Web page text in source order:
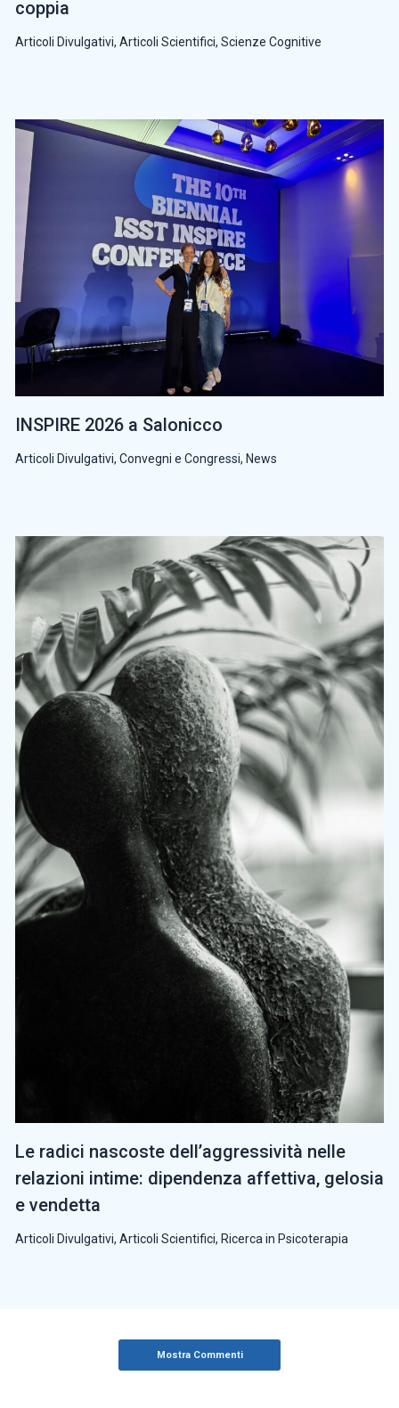
coppia
Articoli Divulgativi, Articoli Scientifici, Scienze Cognitive
INSPIRE 2026 a Salonicco
Articoli Divulgativi, Convegni e Congressi, News
Le radici nascoste dell’aggressività nelle
relazioni intime: dipendenza affettiva, gelosia
e vendetta
Articoli Divulgativi, Articoli Scientifici, Ricerca in Psicoterapia
Mostra Commenti